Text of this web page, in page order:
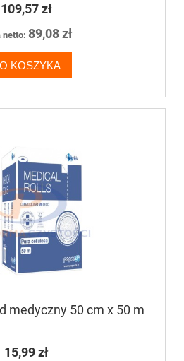
109,57 zł
netto: 89,08 zł
KOSZYKA
medyczny 50 cm x 50 m
15,99 zł